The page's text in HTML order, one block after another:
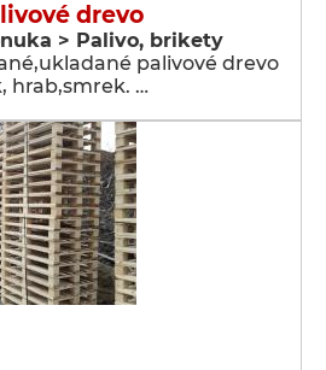
drevo
> Palivo, brikety
palivové drevo
hrab,smrek. …